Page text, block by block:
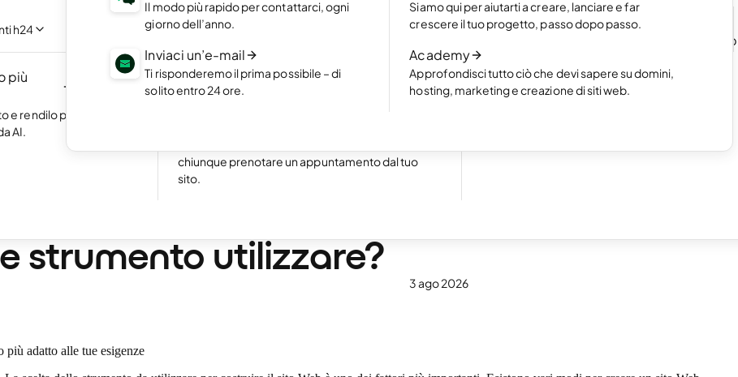
h24
Il modo più rapido per contattarci, ogni
giorno dell’anno.
Inviaci un’e-mail
Ti risponderemo il prima possibile – di
solito entro 24 ore.
Siamo qui per aiutarti a creare, lanciare e far
crescere il tuo progetto, passo dopo passo.
Academy
Approfondisci tutto ciò che devi sapere su domini,
hosting, marketing e creazione di siti web.
una riga di
più
e rendilo più
AI.
Metti in mostra i tuoi lavori migliori con un
portfolio online.
Crea un ecommerce
Crea il tuo ecommerce e comincia a
guadagnare online.
chiunque prenotare un appuntamento dal tuo
sito.
Leggi l’articolo
Come funziona la creazione di un sito
l'AI
Leggi l’articolo
Eccellente
vs. website builder:
strumento utilizzare?
3 ago 2026
adatto alle tue esigenze